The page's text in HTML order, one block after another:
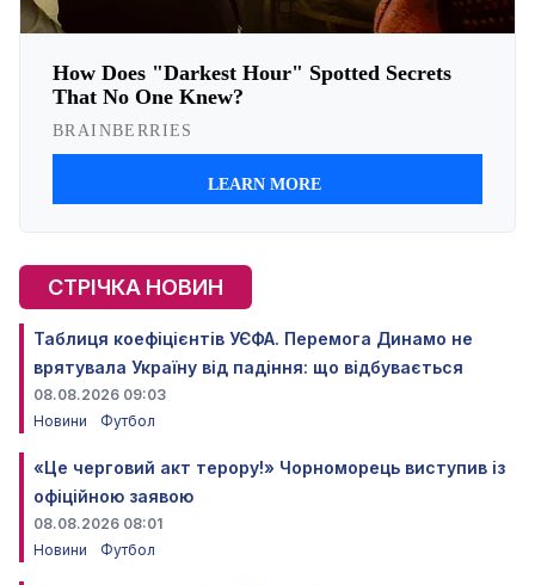
СТРІЧКА НОВИН
Таблиця коефіцієнтів УЄФА. Перемога Динамо не
врятувала Україну від падіння: що відбувається
08.08.2026 09:03
Новини
Футбол
«Це черговий акт терору!» Чорноморець виступив із
офіційною заявою
08.08.2026 08:01
Новини
Футбол